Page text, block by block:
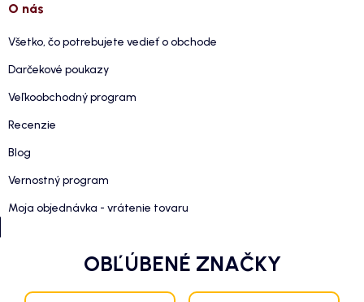
O nás
Všetko, čo potrebujete vedieť o obchode
Darčekové poukazy
Veľkoobchodný program
Recenzie
Blog
Vernostný program
Moja objednávka - vrátenie tovaru
OBĽÚBENÉ ZNAČKY